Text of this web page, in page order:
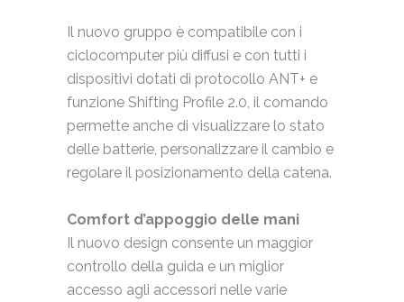
Il nuovo gruppo è compatibile con i
ciclocomputer più diffusi e con tutti i
dispositivi dotati di protocollo ANT+ e
funzione Shifting Profile 2.0, il comando
permette anche di visualizzare lo stato
delle batterie, personalizzare il cambio e
regolare il posizionamento della catena.
Comfort d’appoggio delle mani
Il nuovo design consente un maggior
controllo della guida e un miglior
accesso agli accessori nelle varie